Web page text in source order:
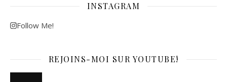
INSTAGRAM
Follow Me!
REJOINS-MOI SUR YOUTUBE!